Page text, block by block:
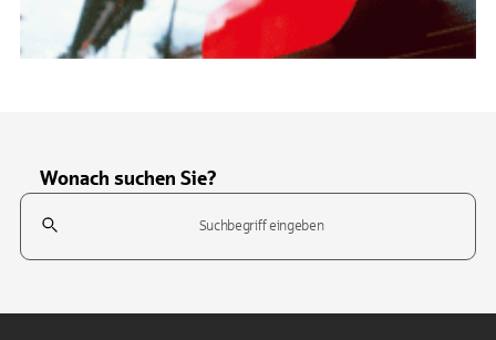
Wonach suchen Sie?
Suchfeld